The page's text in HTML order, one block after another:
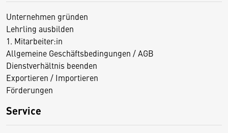
Unternehmen gründen
Lehrling ausbilden
1. Mitarbeiter:in
Allgemeine Geschäftsbedingungen / AGB
Dienstverhältnis beenden
Exportieren / Importieren
Förderungen
Service